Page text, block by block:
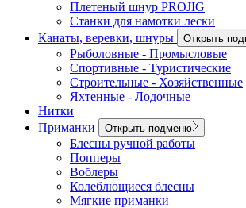
Плетеный шнур PROJIG
Станки для намотки лески
Канаты, веревки, шнуры
Открыть
Рыболовные - Промысловые
Спортивные - Туристические
Строительные - Хозяйственные
Яхтенные - Лодочные
Нитки
Приманки
Открыть подменю
Блесны ручной работы
Попперы
Воблеры
Колеблющиеся блесны
Мягкие приманки